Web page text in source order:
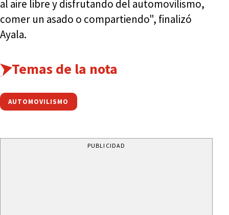
al aire libre y disfrutando del automovilismo,
comer un asado o compartiendo", finalizó
Ayala.
Temas de la nota
AUTOMOVILISMO
PUBLICIDAD